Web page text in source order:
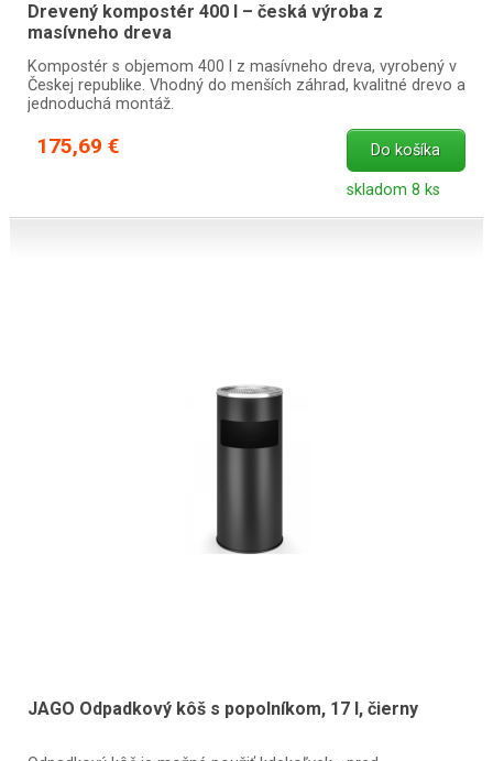
Drevený kompostér 400 l – česká výroba z
masívneho dreva
Kompostér s objemom 400 l z masívneho dreva, vyrobený v
Českej republike. Vhodný do menších záhrad, kvalitné drevo a
jednoduchá montáž.
175,69 € Do košíka
skladom 8 ks
JAGO Odpadkový kôš s popolníkom, 17 l, čierny